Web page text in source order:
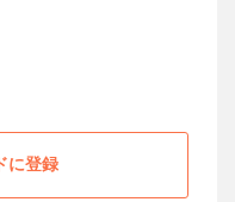
に登録